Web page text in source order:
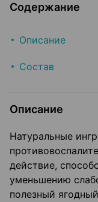
Содержание
Описание
Состав
Описание
Натуральные
действие,
уменьшению
полезный